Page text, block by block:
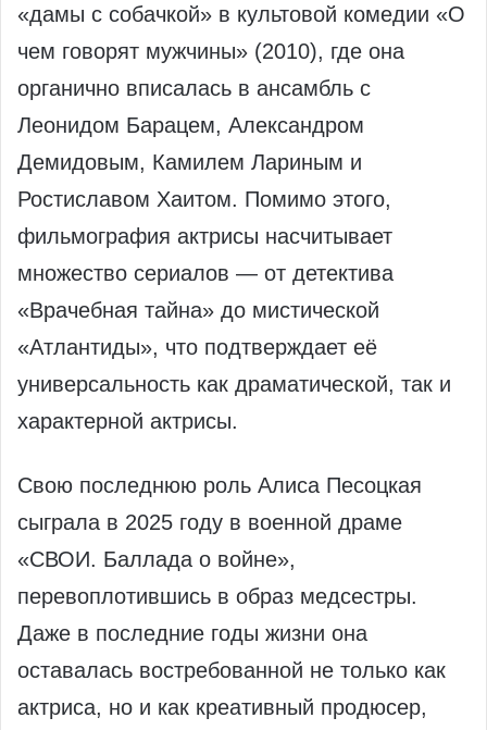
«дамы с собачкой» в культовой комедии «О
чем говорят мужчины» (2010), где она
органично вписалась в ансамбль с
Леонидом Барацем, Александром
Демидовым, Камилем Лариным и
Ростиславом Хаитом. Помимо этого,
фильмография актрисы насчитывает
множество сериалов — от детектива
«Врачебная тайна» до мистической
«Атлантиды», что подтверждает её
универсальность как драматической, так и
характерной актрисы.
Свою последнюю роль Алиса Песоцкая
сыграла в 2025 году в военной драме
«СВОИ. Баллада о войне»,
перевоплотившись в образ медсестры.
Даже в последние годы жизни она
оставалась востребованной не только как
актриса, но и как креативный продюсер,